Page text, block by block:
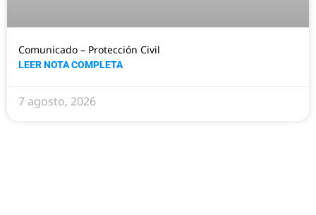
Comunicado – Protección Civil
LEER NOTA COMPLETA
7 agosto, 2026